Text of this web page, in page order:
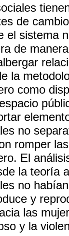
de
el sistema
de
la
como
no
romper
El
la teoría
no
y
las
y la